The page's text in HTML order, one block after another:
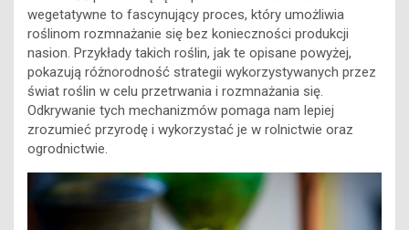
wegetatywne to fascynujący proces, który umożliwia
roślinom rozmnażanie się bez konieczności produkcji
nasion. Przykłady takich roślin, jak te opisane powyżej,
pokazują różnorodność strategii wykorzystywanych przez
świat roślin w celu przetrwania i rozmnażania się.
Odkrywanie tych mechanizmów pomaga nam lepiej
zrozumieć przyrodę i wykorzystać je w rolnictwie oraz
ogrodnictwie.